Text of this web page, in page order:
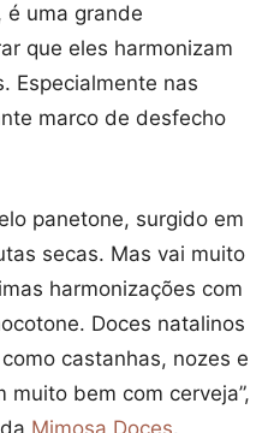
é uma grande
que eles harmonizam
Especialmente nas
marco de desfecho
panetone, surgido em
secas. Mas vai muito
harmonizações com
Doces natalinos
castanhas, nozes e
bem com cerveja”,